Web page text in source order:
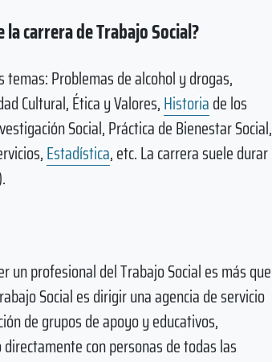
carrera de Trabajo Social?
Problemas de alcohol y drogas,
Cultural, Ética y Valores,Historiade los
Social, Práctica de Bienestar Social,
Estadística, etc. La carrera suele durar
un profesional del Trabajo Social es más que
Social es dirigir una agencia de servicio
de grupos de apoyo y educativos,
con personas de todas las